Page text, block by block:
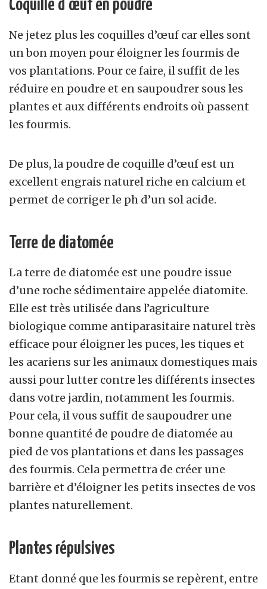
Coquille d’œuf en poudre
Ne jetez plus les coquilles d’œuf car elles sont
un bon moyen pour éloigner les fourmis de
vos plantations. Pour ce faire, il suffit de les
réduire en poudre et en saupoudrer sous les
plantes et aux différents endroits où passent
les fourmis.
De plus, la poudre de coquille d’œuf est un
excellent engrais naturel riche en calcium et
permet de corriger le ph d’un sol acide.
Terre de diatomée
La terre de diatomée est une poudre issue
d’une roche sédimentaire appelée diatomite.
Elle est très utilisée dans l’agriculture
biologique comme antiparasitaire naturel très
efficace pour éloigner les puces, les tiques et
les acariens sur les animaux domestiques mais
aussi pour lutter contre les différents insectes
dans votre jardin, notamment les fourmis.
Pour cela, il vous suffit de saupoudrer une
bonne quantité de poudre de diatomée au
pied de vos plantations et dans les passages
des fourmis. Cela permettra de créer une
barrière et d’éloigner les petits insectes de vos
plantes naturellement.
Plantes répulsives
Etant donné que les fourmis se repèrent, entre